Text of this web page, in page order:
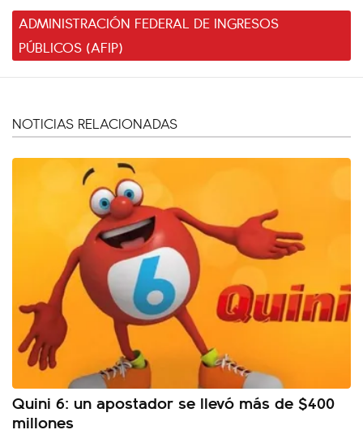
ADMINISTRACIÓN FEDERAL DE INGRESOS
PÚBLICOS (AFIP)
NOTICIAS RELACIONADAS
Quini 6: un apostador se llevó más de $400
millones